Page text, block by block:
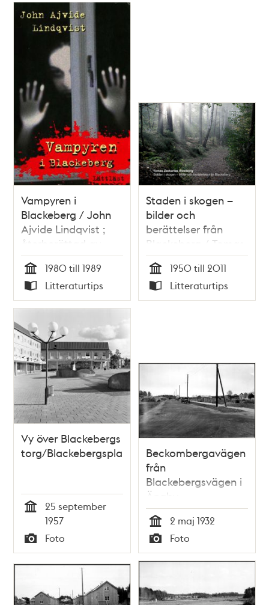
Vampyren i
Blackeberg / John
Ajvide Lindqvist ;
återberättad av
Niklas Darke
Tid
1980 till 1989
Typ
Litteraturtips
Staden i skogen –
bilder och
berättelser från
Blackeberg / Tomas
Zackarias Westberg
Tid
1950 till 2011
Typ
Litteraturtips
Vy över Blackebergs
torg/Blackebergsplan
25 september
1957
Typ
Foto
Beckombergavägen
från
Blackebergsvägen i
Ängby
småstugeområde
som är under
byggnad
Tid
2 maj 1932
Typ
Foto